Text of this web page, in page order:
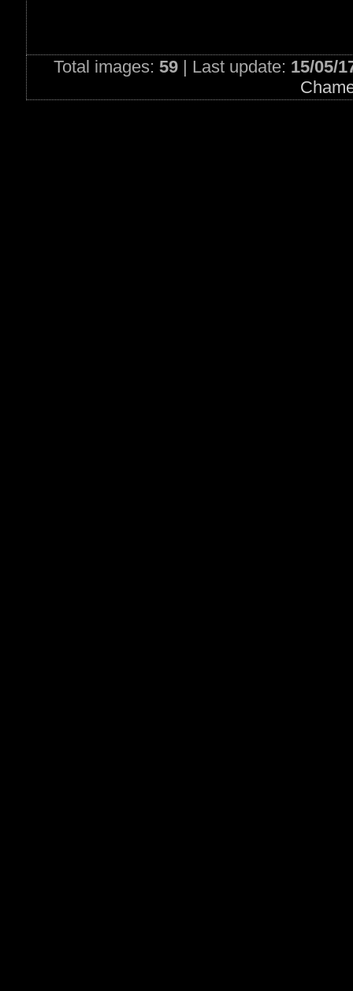
Total images: 59 | Last update: 15/05/